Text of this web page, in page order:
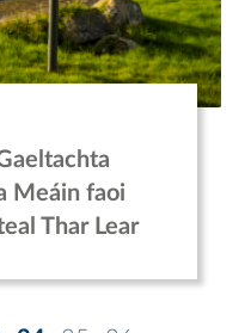
Meáin faoi
Thar Lear